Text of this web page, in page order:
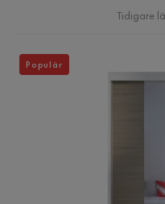
Tidigare
Populär